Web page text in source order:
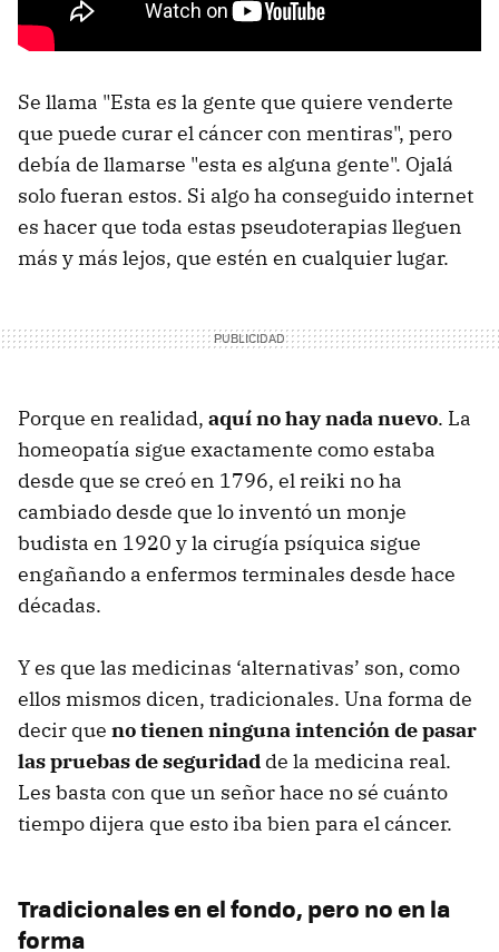
Se llama "Esta es la gente que quiere venderte
que puede curar el cáncer con mentiras", pero
debía de llamarse "esta es alguna gente". Ojalá
solo fueran estos. Si algo ha conseguido internet
es hacer que toda estas pseudoterapias lleguen
más y más lejos, que estén en cualquier lugar.
Porque en realidad, aquí no hay nada nuevo. La
homeopatía sigue exactamente como estaba
desde que se creó en 1796, el reiki no ha
cambiado desde que lo inventó un monje
budista en 1920 y la cirugía psíquica sigue
engañando a enfermos terminales desde hace
décadas.
Y es que las medicinas ‘alternativas’ son, como
ellos mismos dicen, tradicionales. Una forma de
decir que no tienen ninguna intención de pasar
las pruebas de seguridad de la medicina real.
Les basta con que un señor hace no sé cuánto
tiempo dijera que esto iba bien para el cáncer.
Tradicionales en el fondo, pero no en la
forma